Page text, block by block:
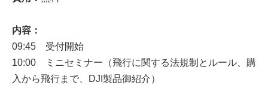
内容：
09:45 受付開始
10:00 ミニセミナー（飛行に関する法規制とルール、購
入から飛行まで、DJI製品御紹介）